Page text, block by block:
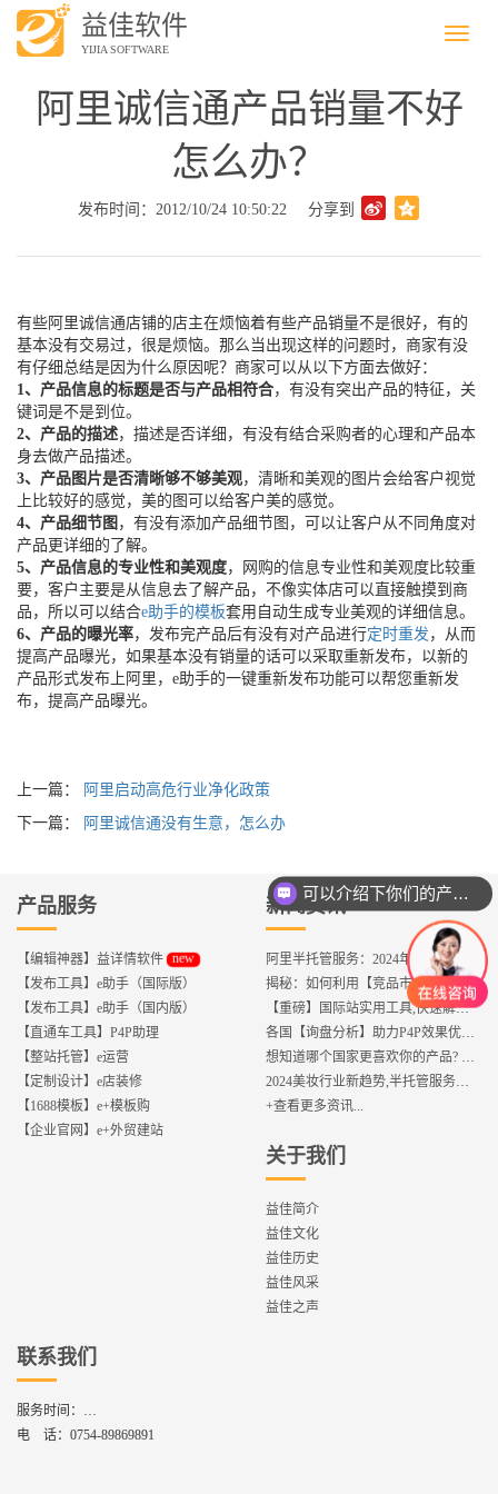
Menu
益佳软件
YIJIA SOFTWARE
阿里诚信通产品销量不好
怎么办？
发布时间：2012/10/24 10:50:22 分享到
有些阿里诚信通店铺的店主在烦恼着有些产品销量不是很好，有的
基本没有交易过，很是烦恼。那么当出现这样的问题时，商家有没
有仔细总结是因为什么原因呢？商家可以从以下方面去做好：
1、产品信息的标题是否与产品相符合，有没有突出产品的特征，关
键词是不是到位。
2、产品的描述，描述是否详细，有没有结合采购者的心理和产品本
身去做产品描述。
3、产品图片是否清晰够不够美观，清晰和美观的图片会给客户视觉
上比较好的感觉，美的图可以给客户美的感觉。
4、产品细节图 ，有没有添加产品细节图，可以让客户从不同角度对
产品更详细的了解。
5、产品信息的专业性和美观度，网购的信息专业性和美观度比较重
要，客户主要是从信息去了解产品，不像实体店可以直接触摸到商
品，所以可以结合e助手的模板套用自动生成专业美观的详细信息。
6、产品的曝光率，发布完产品后有没有对产品进行定时重发 ，从而
提高产品曝光，如果基本没有销量的话可以采取重新发布，以新的
产品形式发布上阿里，e助手的一键重新发布功能可以帮您重新发
布，提高产品曝光。
上一篇：
阿里启动高危行业净化政策
下一篇：
阿里诚信通没有生意，怎么办
产品服务
【编辑神器】益详情软件 new
【发布工具】e助手（国际版）
【发布工具】e助手（国内版）
【直通车工具】P4P助理
【整站托管】e运营
【定制设计】e店装修
【1688模板】e+模板购
【企业官网】e+外贸建站
新闻资讯
揭秘：如何利用【竞品市场分析】优化店铺流量？
【重磅】国际站实用工具,快速解决运营中的5大琐事，一键提升运营效率!
各国【询盘分析】助力P4P效果优化,提升ROI!
想知道哪个国家更喜欢你的产品? 来这找到答案!
2024美妆行业新趋势,半托管服务抢占流量红利
+查看更多资讯...
关于我们
益佳简介
益佳文化
益佳历史
益佳风采
益佳之声
联系我们
服务时间：
周一到周六,8：30 - 17：30
电 话： 0754-89869891
可以介绍下你们的产品么？